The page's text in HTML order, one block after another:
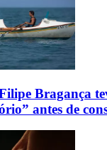
Bragança
antes de